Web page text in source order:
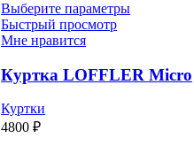
Выберите параметры
Быстрый просмотр
Мне нравится
Куртка LOFFLER Micro
Куртки
4800₽